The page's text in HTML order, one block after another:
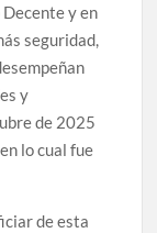
y en
seguridad,
y
de 2025
lo cual fue
de esta